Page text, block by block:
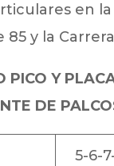
en la
85 y la
PICO Y
DE
5-6-